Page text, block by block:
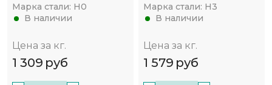
Марка стали: Н0
В наличии
Цена за кг.
1 309 руб
Марка стали: Н3
В наличии
Цена за кг.
1 579 руб